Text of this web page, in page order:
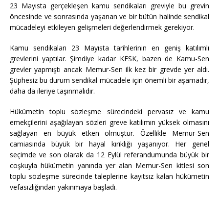
23 Mayısta gerçekleşen kamu sendikaları greviyle bu grevin
öncesinde ve sonrasında yaşanan ve bir bütün halinde sendikal
mücadeleyi etkileyen gelişmeleri değerlendirmek gerekiyor.
Kamu sendikaları 23 Mayısta tarihlerinin en geniş katılımlı
grevlerini yaptılar. Şimdiye kadar KESK, bazen de Kamu-Sen
grevler yapmıştı ancak Memur-Sen ilk kez bir grevde yer aldı.
Şüphesiz bu durum sendikal mücadele için önemli bir aşamadır,
daha da ileriye taşınmalıdır.
Hükümetin toplu sözleşme sürecindeki pervasız ve kamu
emekçilerini aşağılayan sözleri greve katılımın yüksek olmasını
sağlayan en büyük etken olmuştur. Özellikle Memur-Sen
camiasında büyük bir hayal kırıklığı yaşanıyor. Her genel
seçimde ve son olarak da 12 Eylül referandumunda büyük bir
coşkuyla hükümetin yanında yer alan Memur-Sen kitlesi son
toplu sözleşme sürecinde taleplerine kayıtsız kalan hükümetin
vefasızlığından yakınmaya başladı.